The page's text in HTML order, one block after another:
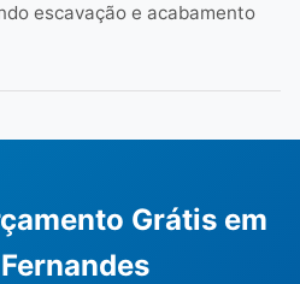
escavação e acabamento
Grátis em